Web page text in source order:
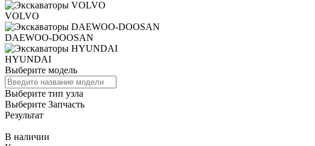
VOLVO
DAEWOO-DOOSAN
HYUNDAI
Выберите модель
Выберите тип узла
Выберите Запчасть
Результат
В наличии